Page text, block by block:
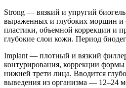
Strong — вязкий и упругий
выраженных и глубоких морщин и
пластики, объемной коррекции и
глубокие слои кожи. Период
Implant — плотный и вязкий
контурирования, коррекции формы
нижней трети лица. Вводится
выведения из организма — 12–24